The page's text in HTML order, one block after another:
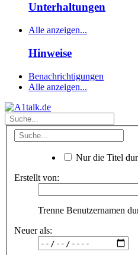
Unterhaltungen
Alle anzeigen...
Hinweise
Benachrichtigungen
Alle anzeigen...
Nur die Titel
Erstellt von:
Trenne Benutzernamen
Neuer als: